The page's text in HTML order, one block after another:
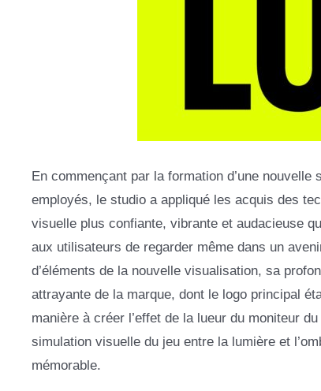
En commençant par la formation d’une
employés, le studio a appliqué les acquis des
visuelle plus confiante, vibrante et audacieuse
aux utilisateurs de regarder même dans un
d’éléments de la nouvelle visualisation, sa
attrayante de la marque, dont le logo principal
manière à créer l’effet de la lueur du moniteur
simulation visuelle du jeu entre la lumière et
mémorable.